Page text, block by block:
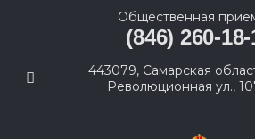
Общественная
(846) 260-
443079, Самарская
Революционная ул.,